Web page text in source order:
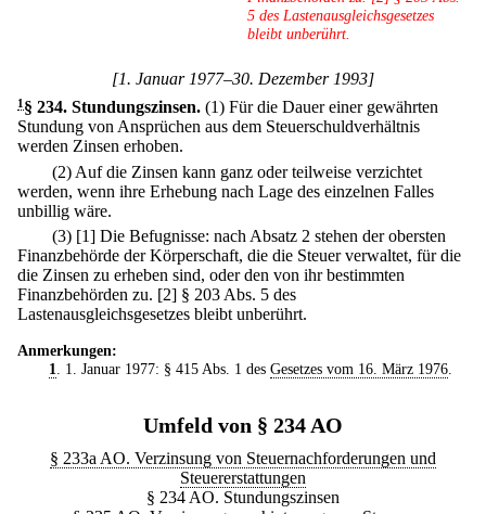
5 des Lastenausgleichsgesetzes
bleibt unberührt.
[1. Januar 1977–30. Dezember 1993]
1§ 234. Stundungszinsen. (1) Für die Dauer einer gewährten
Stundung von Ansprüchen aus dem Steuerschuldverhältnis
werden Zinsen erhoben.
(2) Auf die Zinsen kann ganz oder teilweise verzichtet
werden, wenn ihre Erhebung nach Lage des einzelnen Falles
unbillig wäre.
(3) [1] Die Befugnisse: nach Absatz 2 stehen der obersten
Finanzbehörde der Körperschaft, die die Steuer verwaltet, für die
die Zinsen zu erheben sind, oder den von ihr bestimmten
Finanzbehörden zu. [2] § 203 Abs. 5 des
Lastenausgleichsgesetzes bleibt unberührt.
Anmerkungen:
1
. 1. Januar 1977: § 415 Abs. 1 des Gesetzes vom 16. März 1976.
Umfeld von § 234 AO
§ 233a AO. Verzinsung von Steuernachforderungen und
Steuererstattungen
§ 234 AO. Stundungszinsen